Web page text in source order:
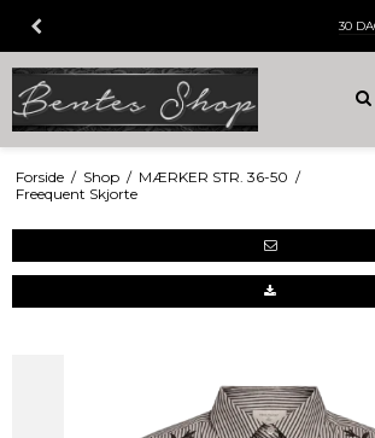
FORTRYDELSESRET
Forside / Shop / MÆRKER STR. 36-50 /
Freequent Skjorte